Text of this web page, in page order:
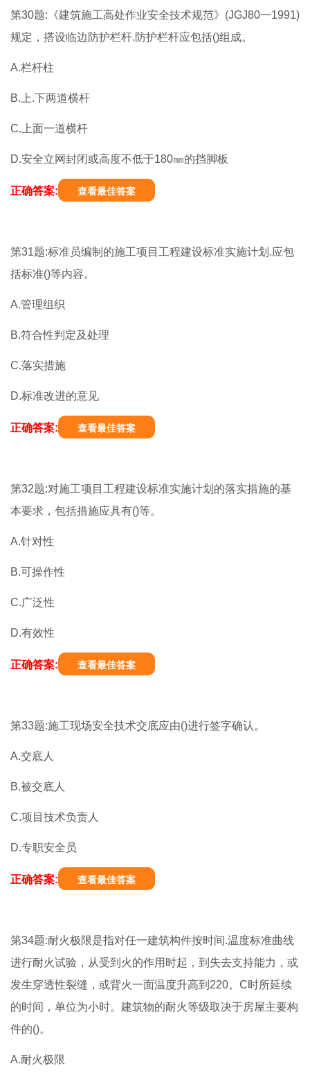
第30题:《建筑施工高处作业安全技术规范》(JGJ80一1991)
规定，搭设临边防护栏杆.防护栏杆应包括()组成。
A.栏杆柱
B.上.下两道横杆
C.上面一道横杆
D.安全立网封闭或高度不低于180㎜的挡脚板
正确答案: 查看最佳答案
第31题:标准员编制的施工项目工程建设标准实施计划.应包
括标准()等内容。
A.管理组织
B.符合性判定及处理
C.落实措施
D.标准改进的意见
正确答案: 查看最佳答案
第32题:对施工项目工程建设标准实施计划的落实措施的基
本要求，包括措施应具有()等。
A.针对性
B.可操作性
C.广泛性
D.有效性
正确答案: 查看最佳答案
第33题:施工现场安全技术交底应由()进行签字确认。
A.交底人
B.被交底人
C.项目技术负责人
D.专职安全员
正确答案: 查看最佳答案
第34题:耐火极限是指对任一建筑构件按时间.温度标准曲线
进行耐火试验，从受到火的作用时起，到失去支持能力，或
发生穿透性裂缝，或背火一面温度升高到220。C时所延续
的时间，单位为小时。建筑物的耐火等级取决于房屋主要构
件的()。
A.耐火极限